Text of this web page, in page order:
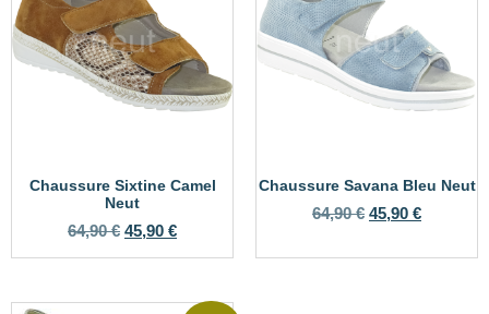
Chaussure Sixtine Camel
Neut
64,90€ 45,90 €
Chaussure Savana Bleu Neut
64,90€ 45,90 €